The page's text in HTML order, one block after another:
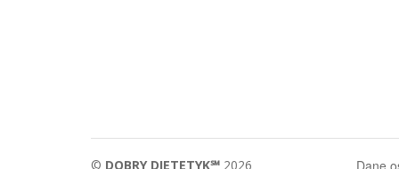
© DOBRY DIETETYK℠ 2026 Dane